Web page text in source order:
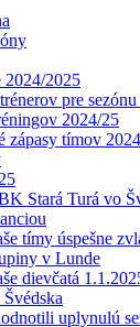
2024/2025
pre
2024/25
zápasy tímov
Stará Turá vo
tímy úspešne
v Lunde
dievčatá
Švédska
uplynulú